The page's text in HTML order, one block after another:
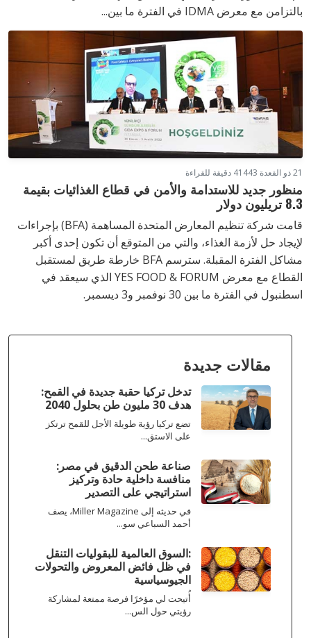
بالتزامن مع معرض IDMA في الفترة ما بين...
21 ذو القعدة 1443 4 دقيقة للقراءة
منظور جديد للاستدامة والأمن في قطاع الغذائيات بقيمة
8.3 تريليون دولار
قامت شركة تنظيم المعارض المتحدة المساهمة (BFA) بإجراءات
لإيجاد حل لأزمة الغذاء، والتي من المتوقع أن تكون إحدى أكبر
مشاكل الفترة المقبلة. سترسم BFA خارطة طريق لمستقبل
القطاع مع معرض YES FOOD & FORUM الذي سيعقد في
اسطنبول في الفترة ما بين 30 نوفمبر و3 ديسمبر.
مقالات جديدة
تدخل تركيا حقبة جديدة في القمح:
هدف 30 مليون طن بحلول 2040
تضع تركيا رؤية طويلة الأجل للقمح ترتكز
على الاستق...
صناعة طحن الدقيق في مصر:
منافسة داخلية حادة وتركيز
استراتيجي على التصدير
في حديثه إلى Miller Magazine، يصف
أحمد السباعي سو...
:السوق العالمية للبقوليات التنقل
في ظل فائض المعروض والتحولات
الجيوسياسية
أُتيحت لي مؤخرًا فرصة ممتعة لمشاركة
رؤيتي حول الس...